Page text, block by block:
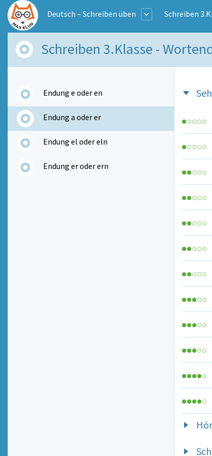
Deutsch – Schreiben üben Schreiben
Schreiben 3.Klasse -
Endung e oder en
Endung a oder er
Endung el oder eln
Endung er oder ern